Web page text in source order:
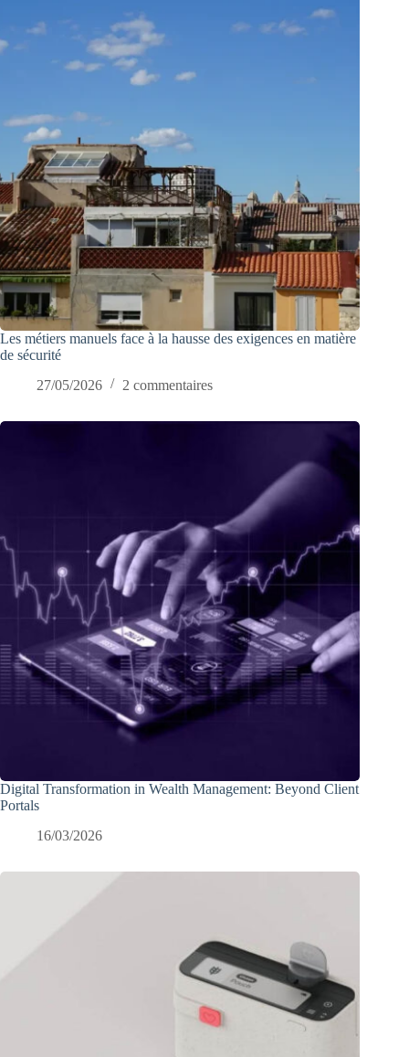
Les métiers manuels face à la hausse des exigences en matière
de sécurité
27/05/2026
2 commentaires
Digital Transformation in Wealth Management: Beyond Client
Portals
16/03/2026